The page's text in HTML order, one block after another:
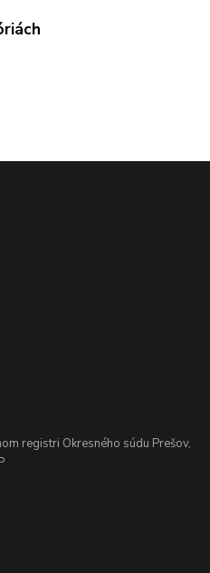
registri Okresného súdu Prešov,